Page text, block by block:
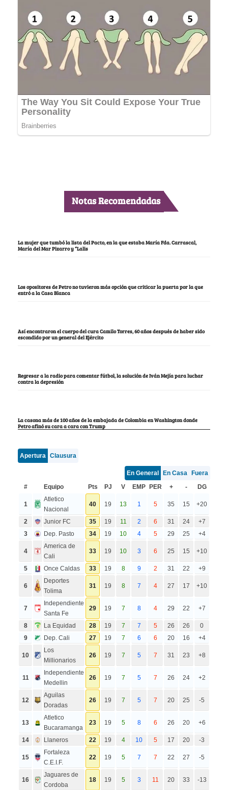
Notas Recomendadas
La mujer que tumbó la lista del Pacto, en la que estaba María Fda. Carrascal,
María del Mar Pizarro y “Lalis
Los opositores de Petro no tuvieron más opción que criticar la puerta por la que
entró a la Casa Blanca
Así encontraron el cuerpo del cura Camilo Torres, 60 años después de haber sido
escondido por un general del Ejército
Regresar a la radio para comentar fútbol, la solución de Iván Mejía para luchar
contra la depresión
La casona más de 100 años de la embajada de Colombia en Washington donde
Petro afinó su cara a cara con Trump
Apertura Clausura
En General En Casa
Fuera
#
Equipo Pts PJ V EMP PER + - DG
1
Atletico
Nacional
40 19 13 1 5 35 15 +20
2 Junior FC 35 19 11 2 6 31 24
+7
3
Dep. Pasto 34 19 10 4 5 29 25 +4
4
America de
Cali
33 19 10 3 6 25 15 +10
5 Once Caldas 33 19 8 9 2 31 22 +9
6
Deportes
Tolima
31 19 8 7 4 27 17 +10
7
Independiente
Santa Fe
29 19 7 8 4 29 22 +7
8 La Equidad 28 19 7 7 5 26 26
0
9
Dep. Cali 27 19 7 6 6 20 16 +4
10
Los
Millionarios
26 19 7 5 7 31 23 +8
11
Independiente
Medellin
26 19 7 5 7 26 24 +2
12
Aguilas
Doradas
26 19 7 5 7 20 25 -5
13
Atletico
Bucaramanga
23 19 5 8 6 26 20 +6
14 Llaneros 22 19 4 10 5 17 20 -3
15
Fortaleza
C.E.I.F.
22 19 5 7 7 22 27 -5
16
Jaguares de
Cordoba
18 19 5 3 11 20 33 -13